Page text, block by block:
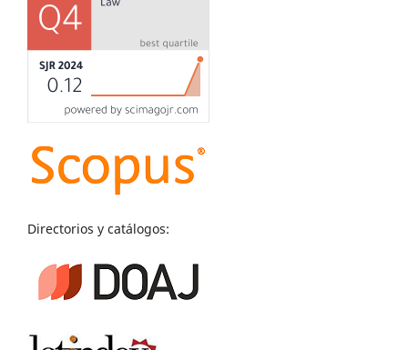
Directorios y catálogos: